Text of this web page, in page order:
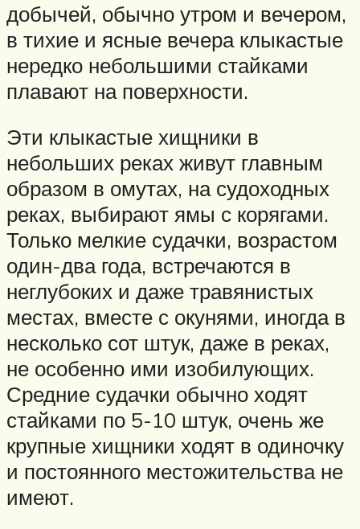
добычей, обычно утром и вечером,
в тихие и ясные вечера клыкастые
нередко небольшими стайками
плавают на поверхности.
Эти клыкастые хищники в
небольших реках живут главным
образом в омутах, на судоходных
реках, выбирают ямы с корягами.
Только мелкие судачки, возрастом
один-два года, встречаются в
неглубоких и даже травянистых
местах, вместе с окунями, иногда в
несколько сот штук, даже в реках,
не особенно ими изобилующих.
Средние судачки обычно ходят
стайками по 5-10 штук, очень же
крупные хищники ходят в одиночку
и постоянного местожительства не
имеют.